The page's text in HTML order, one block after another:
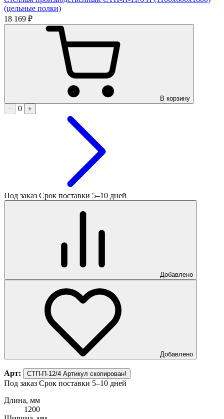
(цельные полки)
18 169 ₽
В корзину
−
0 +
Под заказ Срок поставки 5–10 дней
Добавлено
Добавлено
Арт: СТП-П-12/4 Артикул скопирован!
Под заказ Срок поставки 5–10 дней
Длина, мм
1200